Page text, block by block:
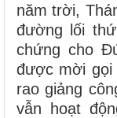
năm trời,
đường lối
chứng cho
được mời gọi
rao giảng
vẫn hoạt